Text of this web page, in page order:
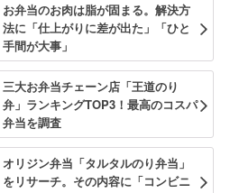
お弁当のお肉は脂が固まる。解決方
法に「仕上がりに差が出た」「ひと
手間が大事」
三大お弁当チェーン店「王道のり
弁」ランキングTOP3！最高のコスパ
弁当を調査
オリジン弁当「タルタルのり弁当」
をリサーチ。その内容に「コンビニ